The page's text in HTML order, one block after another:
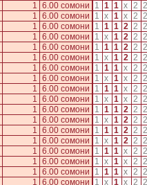
1 6.00 сомони 1 1 1 x 2 2
1 6.00 сомони 1 x 1 x 2 2
1 6.00 сомони 1 1 1 2 2 2
1 6.00 сомони 1 x 1 2 2 2
1 6.00 сомони 1 1 1 2 2 2
1 6.00 сомони 1 x 1 2 2 2
1 6.00 сомони 1 1 1 x 2 2
1 6.00 сомони 1 x 1 x 2 2
1 6.00 сомони 1 1 1 x 2 2
1 6.00 сомони 1 x 1 x 2 2
1 6.00 сомони 1 1 1 2 2 2
1 6.00 сомони 1 x 1 2 2 2
1 6.00 сомони 1 1 1 2 2 2
1 6.00 сомони 1 x 1 2 2 2
1 6.00 сомони 1 1 1 x 2 2
1 6.00 сомони 1 x 1 x 2 2
1 6.00 сомони 1 1 1 x 2 2
1 6.00 сомони 1 x 1 x 2 2